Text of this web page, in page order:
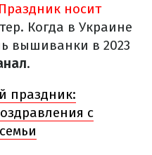
Праздник носит
Когда в Украине
вышиванки в 2023
.
праздник:
с